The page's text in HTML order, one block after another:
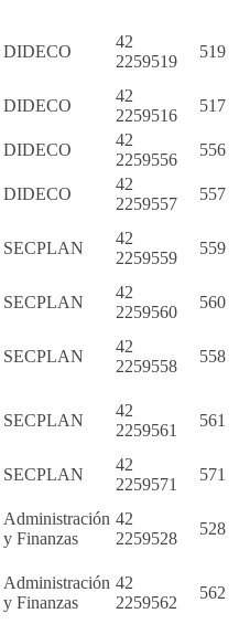
DIDECO
42
2259519
519
DIDECO
42
2259516
517
DIDECO
42
2259556
556
DIDECO
42
2259557
557
SECPLAN
42
2259559
559
SECPLAN
42
2259560
560
SECPLAN
42
2259558
558
SECPLAN
42
2259561
561
SECPLAN
42
2259571
571
Administración
y Finanzas
42
2259528
528
Administración
y Finanzas
42
2259562
562